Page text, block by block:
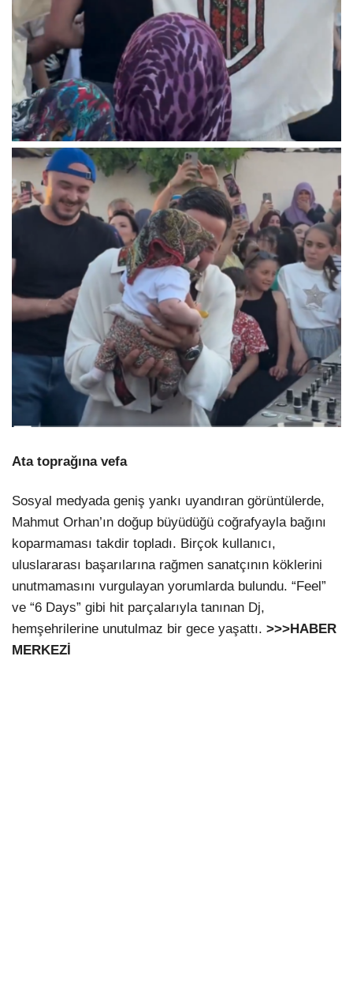
Ata toprağına vefa
Sosyal medyada geniş yankı uyandıran görüntülerde,
Mahmut Orhan’ın doğup büyüdüğü coğrafyayla bağını
koparmaması takdir topladı. Birçok kullanıcı,
uluslararası başarılarına rağmen sanatçının köklerini
unutmamasını vurgulayan yorumlarda bulundu. “Feel”
ve “6 Days” gibi hit parçalarıyla tanınan Dj,
hemşehrilerine unutulmaz bir gece yaşattı. >>>HABER
MERKEZİ